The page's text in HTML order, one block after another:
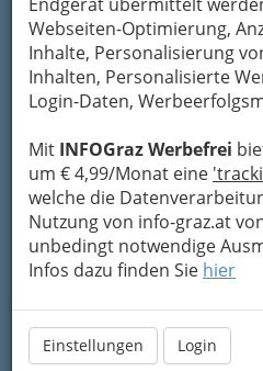
Webseiten-Optimierung,
Inhalte, Personalisierung
Inhalten, Personalisierte
Login-Daten,
Mit INFOGraz Werbefrei
um € 4,99/Monat eine
welche die
Nutzung von info-graz.at
unbedingt notwendige
Infos dazu finden Sie hier
Einstellungen Login
zur Verfügung.